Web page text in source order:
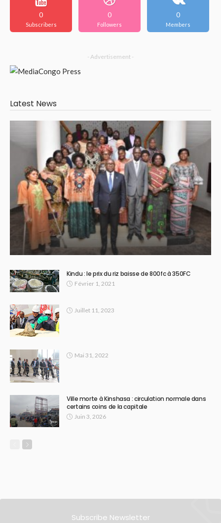
0
Subscribers
0
Followers
0
Members
- Advertisement -
Latest News
Kindu : le prix du riz baisse de 800fc à 350FC
Février 1, 2021
Juillet 11, 2023
Mai 31, 2022
Ville morte à Kinshasa : circulation normale dans
certains coins de la capitale
Juin 3, 2026
Subscribe Newsletter